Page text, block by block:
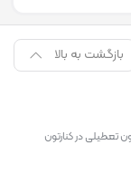
بازگشت به بالا
تعطیلی در کنارتون